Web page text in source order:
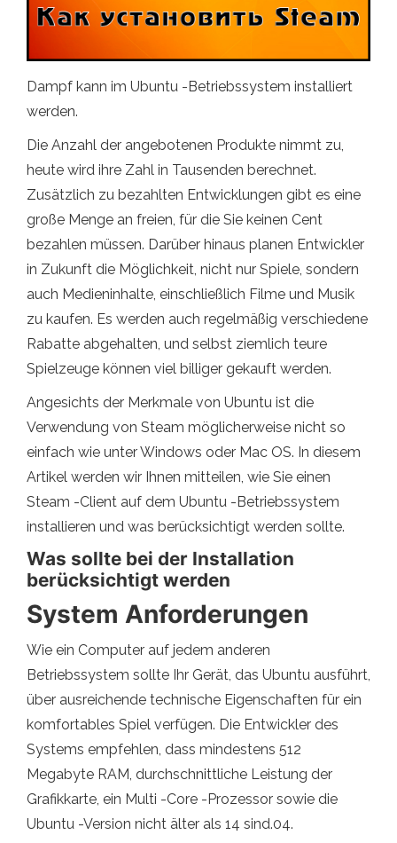
Dampf kann im Ubuntu -Betriebssystem installiert
werden.
Die Anzahl der angebotenen Produkte nimmt zu,
heute wird ihre Zahl in Tausenden berechnet.
Zusätzlich zu bezahlten Entwicklungen gibt es eine
große Menge an freien, für die Sie keinen Cent
bezahlen müssen. Darüber hinaus planen Entwickler
in Zukunft die Möglichkeit, nicht nur Spiele, sondern
auch Medieninhalte, einschließlich Filme und Musik
zu kaufen. Es werden auch regelmäßig verschiedene
Rabatte abgehalten, und selbst ziemlich teure
Spielzeuge können viel billiger gekauft werden.
Angesichts der Merkmale von Ubuntu ist die
Verwendung von Steam möglicherweise nicht so
einfach wie unter Windows oder Mac OS. In diesem
Artikel werden wir Ihnen mitteilen, wie Sie einen
Steam -Client auf dem Ubuntu -Betriebssystem
installieren und was berücksichtigt werden sollte.
Was sollte bei der Installation
berücksichtigt werden
System Anforderungen
Wie ein Computer auf jedem anderen
Betriebssystem sollte Ihr Gerät, das Ubuntu ausführt,
über ausreichende technische Eigenschaften für ein
komfortables Spiel verfügen. Die Entwickler des
Systems empfehlen, dass mindestens 512
Megabyte RAM, durchschnittliche Leistung der
Grafikkarte, ein Multi -Core -Prozessor sowie die
Ubuntu -Version nicht älter als 14 sind.04.